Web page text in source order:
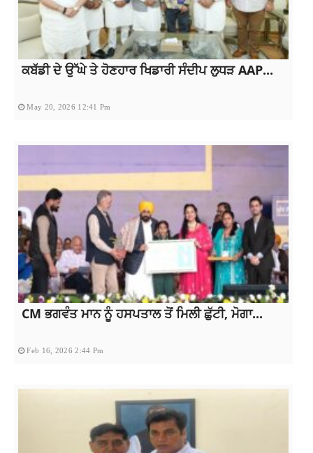
ਕਬੱਡੀ ਦੇ ਉੱਘੇ ਤੇ ਹੋਣਹਾਰ ਖਿਡਾਰੀ ਸੰਦੀਪ ਲੁਧੜ AAP...
May 20, 2026 12:41 Pm
CM ਭਗਵੰਤ ਮਾਨ ਨੂੰ ਹਸਪਤਾਲ ਤੋਂ ਮਿਲੀ ਛੁੱਟੀ, ਮੋਗਾ...
Feb 16, 2026 2:44 Pm